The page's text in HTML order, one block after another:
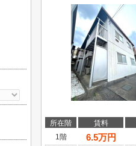
所在階 賃料
1階
6.5万円